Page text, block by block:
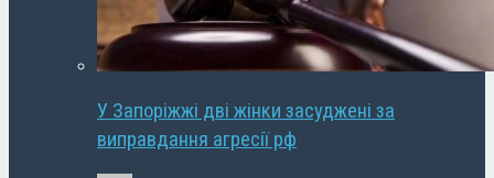
У Запоріжжі дві жінки засуджені за
виправдання агресії рф